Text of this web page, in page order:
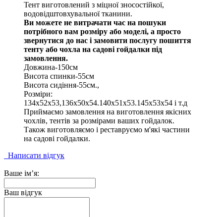
Тент виготовлений з міцної зносостійкої,
водовідштовхувальної тканини.
Ви можете не витрачати час на пошуки
потрібного вам розміру або моделі, а просто
звернутися до нас і замовити послугу пошиття
тенту або чохла на садові гойдалки під
замовлення.
Довжина-150см
Висота спинки-55см
Висота сидіння-55см.,
Розміри:
134х52х53,136х50х54.140х51х53.145х53х54 і т.д
Приймаємо замовлення на виготовлення якісних
чохлів, тентів за розмірами ваших гойдалок.
Також виготовляємо і реставруємо м'які частини
на садові гойдалки.
Написати відгук
Ваше ім’я:
Ваш відгук